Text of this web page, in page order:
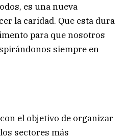
es una nueva
la caridad. Que esta dura
para que nosotros
siempre en
el objetivo de organizar
sectores más